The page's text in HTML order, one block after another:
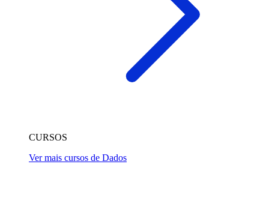
CURSOS
Ver mais cursos de Dados